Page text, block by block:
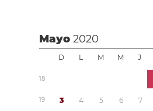
Mayo2020
D L M M J
18
19 3 4 5 6 7